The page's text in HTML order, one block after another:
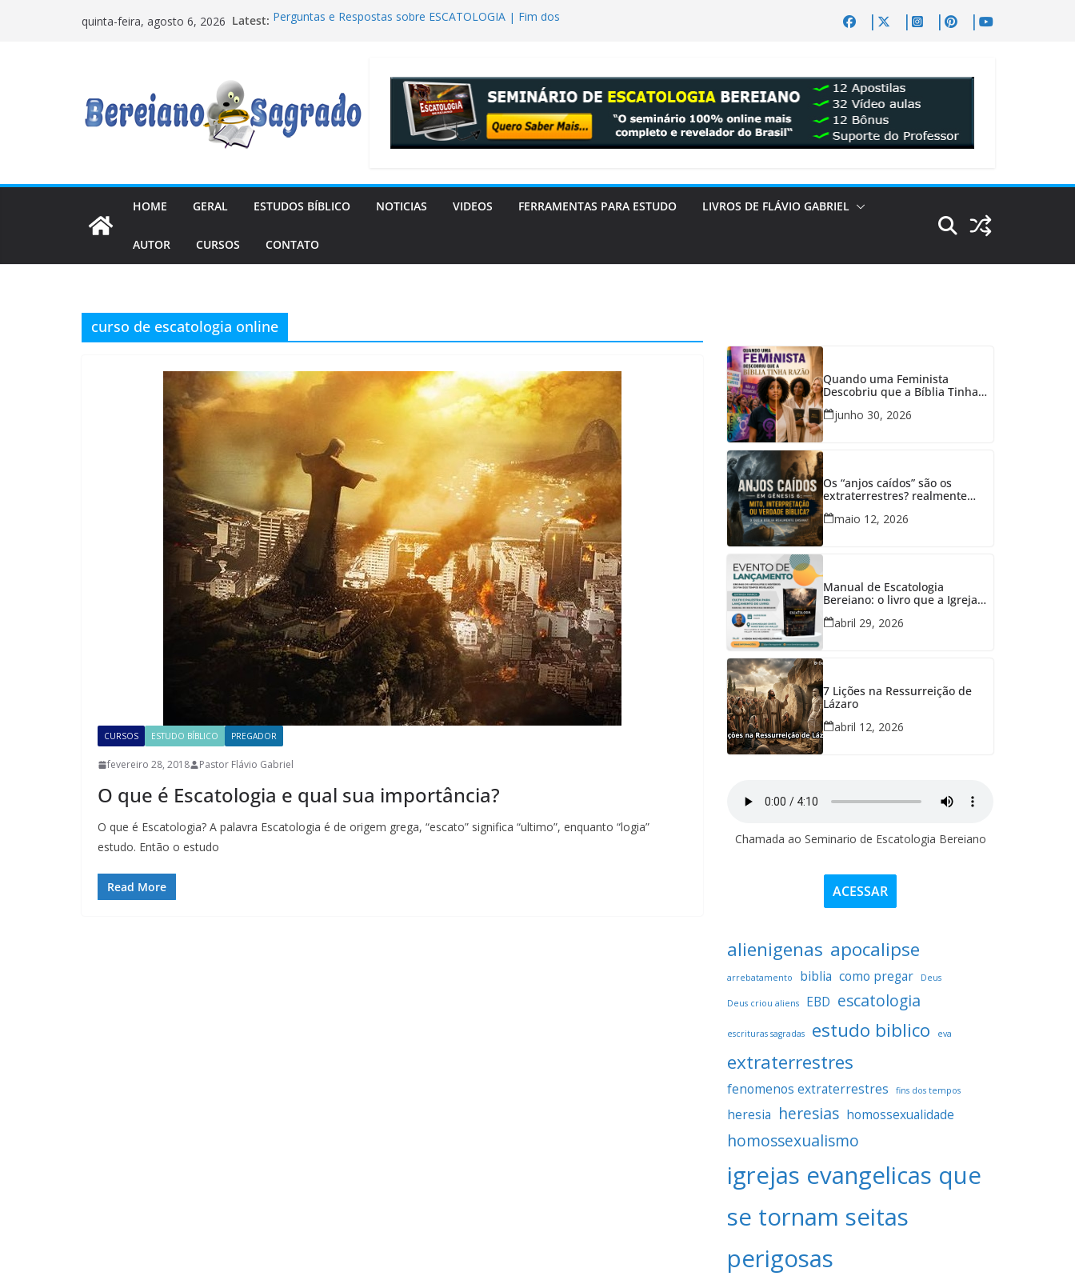
quinta-feira, agosto 6, 2026 Latest: Perguntas e Respostas sobre ESCATOLOGIA | Fim dos
relações com mulheres em Gênesis 6?
Manual de Escatologia Bereiano: o livro que a Igreja
precisava
7 Lições na Ressurreição de Lázaro
HOME GERAL ESTUDOS BÍBLICO NOTICIAS VIDEOS FERRAMENTAS PARA ESTUDO LIVROS DE FLÁVIO GABRIEL
AUTOR CURSOS CONTATO
curso de escatologia online
CURSOS ESTUDO BÍBLICO PREGADOR
fevereiro 28, 2018 Pastor Flávio Gabriel
O que é Escatologia e qual sua importância?
O que é Escatologia? A palavra Escatologia é de origem grega, “escato” significa “ultimo”, enquanto “logia”
estudo. Então o estudo
Read More
Quando uma Feminista
Descobriu que a Bíblia Tinha
junho 30, 2026
Os “anjos caídos” são os
extraterrestres? realmente
em Gênesis 6?
maio 12, 2026
Manual de Escatologia
Bereiano: o livro que a Igreja
abril 29, 2026
7 Lições na Ressurreição de
Lázaro
abril 12, 2026
Chamada ao Seminario de Escatologia Bereiano
ACESSAR
alienigenas apocalipse
arrebatamento biblia como pregar Deus
Deus criou aliens EBD escatologia
escrituras sagradas estudo biblico eva
extraterrestres
fenomenos extraterrestres fins dos tempos
heresia heresias homossexualidade
homossexualismo
igrejas evangelicas que
se tornam seitas
perigosas